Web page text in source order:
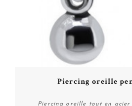
Piercing oreille
Piercing oreille tout en